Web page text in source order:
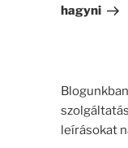
hagyni
leírásokat